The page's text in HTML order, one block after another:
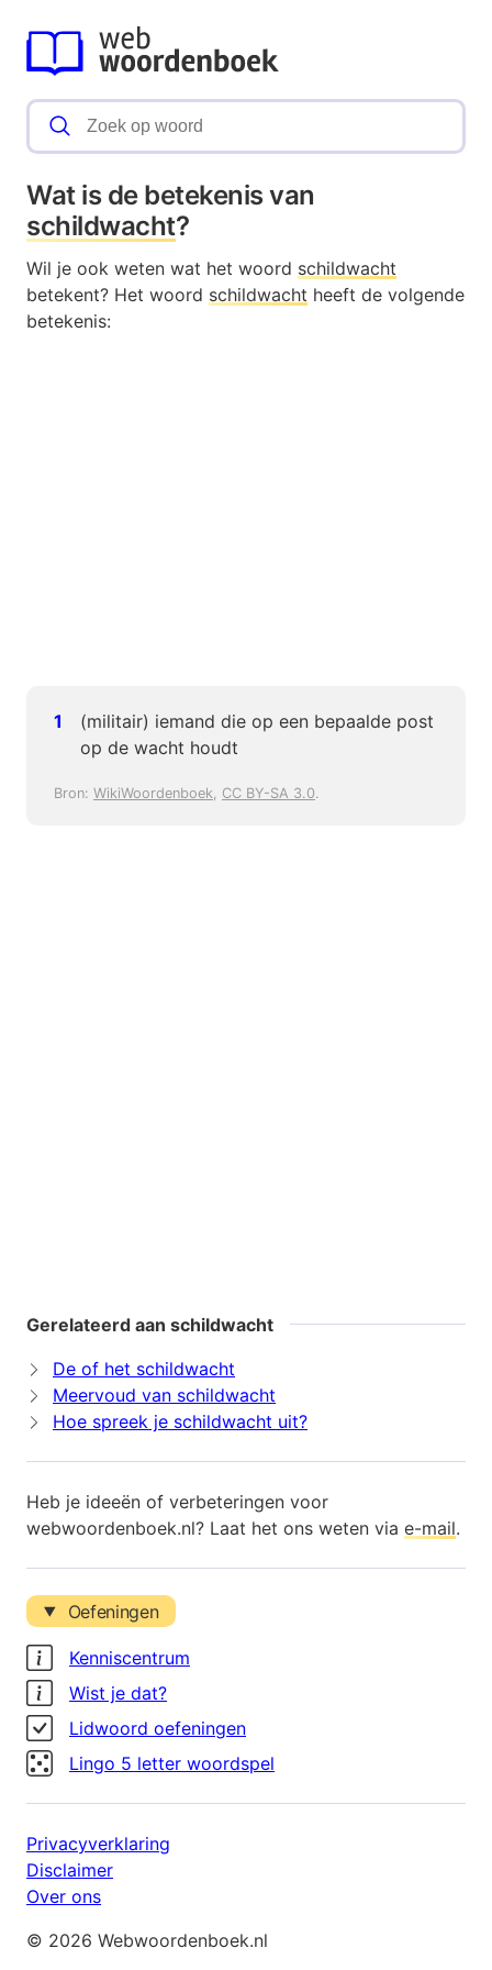
Wat is de betekenis van
schildwacht?
Wil je ook weten wat het woord schildwacht
betekent? Het woord schildwacht heeft de volgende
betekenis:
(militair) iemand die op een bepaalde post
op de wacht houdt
Bron: WikiWoordenboek, CC BY-SA 3.0.
Gerelateerd aan schildwacht
De of het schildwacht
Meervoud van schildwacht
Hoe spreek je schildwacht uit?
Heb je ideeën of verbeteringen voor
webwoordenboek.nl? Laat het ons weten via e-mail.
Oefeningen
Kenniscentrum
Wist je dat?
Lidwoord oefeningen
Lingo 5 letter woordspel
Privacyverklaring
Disclaimer
Over ons
© 2026 Webwoordenboek.nl